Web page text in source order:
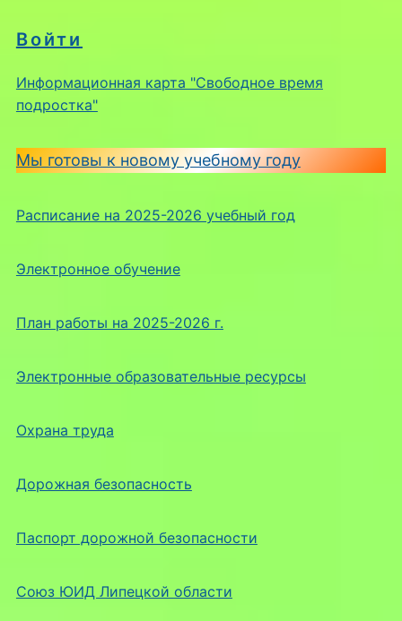
Войти
Информационная карта "Свободное время
подростка"
Мы готовы к новому учебному году
Расписание на 2025-2026 учебный год
Электронное обучение
План работы на 2025-2026 г.
Электронные образовательные ресурсы
Охрана труда
Дорожная безопасность
Паспорт дорожной безопасности
Союз ЮИД Липецкой области